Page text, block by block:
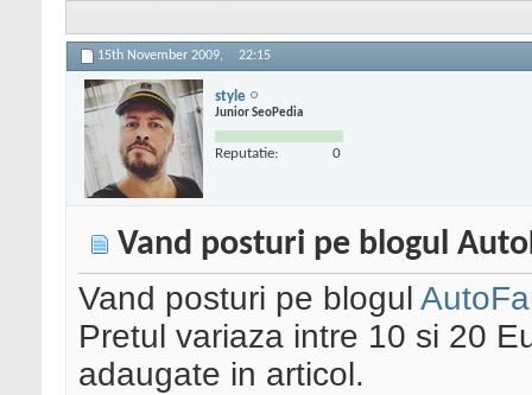
15th November 2009, 22:15
style
Junior SeoPedia
Reputatie: 0
Vand posturi pe blogul
Vand posturi pe blogul
Pretul variaza intre 10 si 20
adaugate in articol.